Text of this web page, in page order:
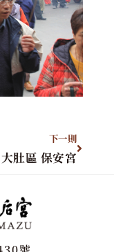
下一則
肚區 保安宮